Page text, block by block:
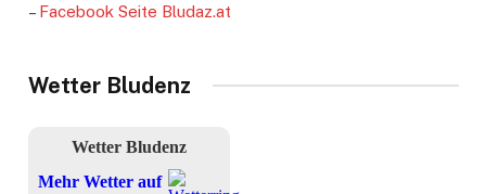
– Facebook Seite Bludaz.at
Wetter Bludenz